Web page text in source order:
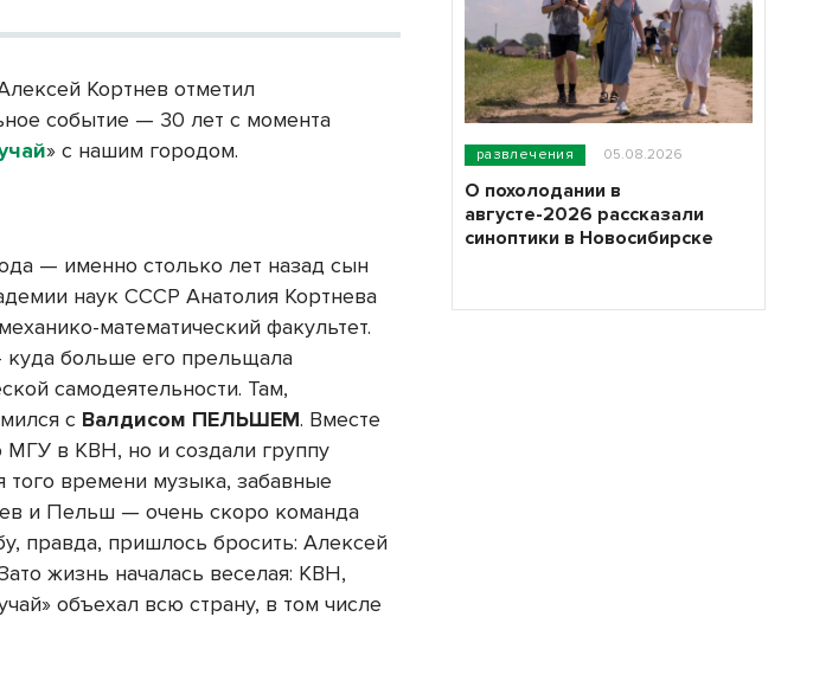
Кортнев отметил
событие — 30 лет с момента
» с нашим городом.
— именно столько лет назад сын
наук СССР Анатолия Кортнева
математический факультет.
больше его прельщала
самодеятельности. Там,
с Валдисом ПЕЛЬШЕМ. Вместе
МГУ в КВН, но и создали группу
того времени музыка, забавные
и Пельш — очень скоро команда
правда, пришлось бросить: Алексей
жизнь началась веселая: КВН,
объехал всю страну, в том числе
развлечения 05.08.2026
О похолодании в
августе-2026 рассказали
синоптики в Новосибирске